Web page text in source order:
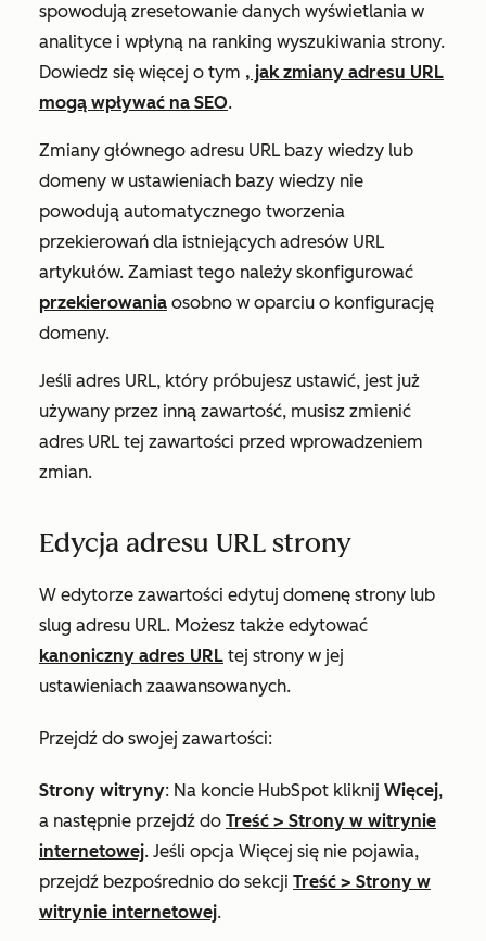
spowodują zresetowanie danych wyświetlania w
analityce i wpłyną na ranking wyszukiwania strony.
Dowiedz się więcej o tym , jak zmiany adresu URL
mogą wpływać na SEO.
Zmiany głównego adresu URL bazy wiedzy lub
domeny w ustawieniach bazy wiedzy nie
powodują automatycznego tworzenia
przekierowań dla istniejących adresów URL
artykułów. Zamiast tego należy skonfigurować
przekierowania osobno w oparciu o konfigurację
domeny.
Jeśli adres URL, który próbujesz ustawić, jest już
używany przez inną zawartość, musisz zmienić
adres URL tej zawartości przed wprowadzeniem
zmian.
Edycja adresu URL strony
W edytorze zawartości edytuj domenę strony lub
slug adresu URL. Możesz także edytować
kanoniczny adres URL tej strony w jej
ustawieniach zaawansowanych.
Przejdź do swojej zawartości:
Strony witryny: Na koncie HubSpot kliknij Więcej,
a następnie przejdź do Treść > Strony w witrynie
internetowej. Jeśli opcja Więcej się nie pojawia,
przejdź bezpośrednio do sekcji Treść > Strony w
witrynie internetowej.